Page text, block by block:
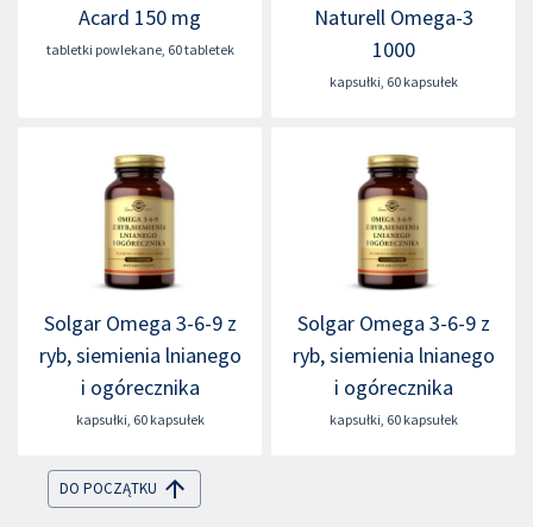
Acard 150 mg
tabletki powlekane, 60 tabletek
Naturell Omega-3
1000
kapsułki, 60 kapsułek
Solgar Omega 3-6-9 z
ryb, siemienia lnianego
i ogórecznika
kapsułki, 60 kapsułek
Solgar Omega 3-6-9 z
ryb, siemienia lnianego
i ogórecznika
kapsułki, 60 kapsułek
DO POCZĄTKU